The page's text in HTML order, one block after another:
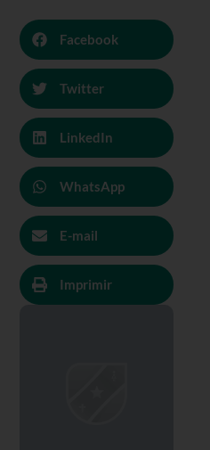
Facebook
Twitter
LinkedIn
WhatsApp
E-mail
Imprimir